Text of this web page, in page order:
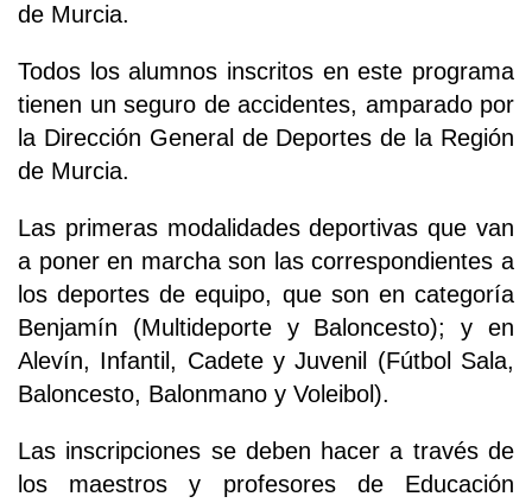
de Murcia.
Todos los alumnos inscritos en este programa
tienen un seguro de accidentes, amparado por
la Dirección General de Deportes de la Región
de Murcia.
Las primeras modalidades deportivas que van
a poner en marcha son las correspondientes a
los deportes de equipo, que son en categoría
Benjamín (Multideporte y Baloncesto); y en
Alevín, Infantil, Cadete y Juvenil (Fútbol Sala,
Baloncesto, Balonmano y Voleibol).
Las inscripciones se deben hacer a través de
los maestros y profesores de Educación